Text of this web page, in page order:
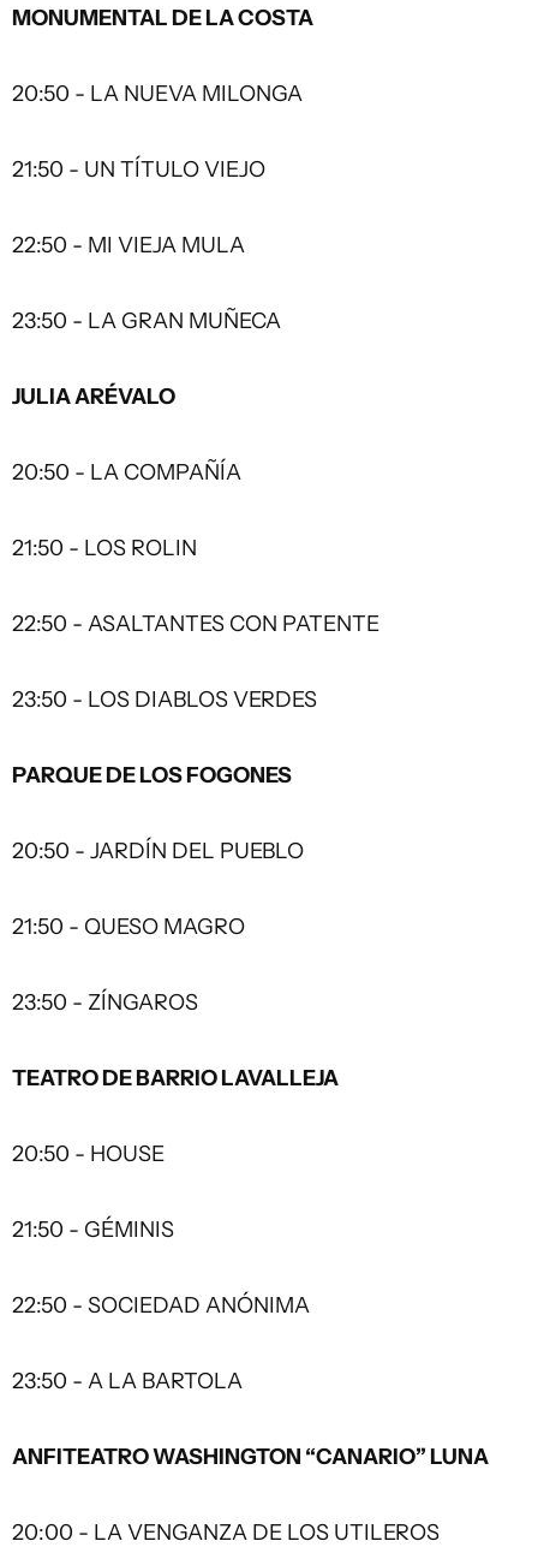
MONUMENTAL DE LA COSTA
20:50 - LA NUEVA MILONGA
21:50 - UN TÍTULO VIEJO
22:50 - MI VIEJA MULA
23:50 - LA GRAN MUÑECA
JULIA ARÉVALO
20:50 - LA COMPAÑÍA
21:50 - LOS ROLIN
22:50 - ASALTANTES CON PATENTE
23:50 - LOS DIABLOS VERDES
PARQUE DE LOS FOGONES
20:50 - JARDÍN DEL PUEBLO
21:50 - QUESO MAGRO
23:50 - ZÍNGAROS
TEATRO DE BARRIO LAVALLEJA
20:50 - HOUSE
21:50 - GÉMINIS
22:50 - SOCIEDAD ANÓNIMA
23:50 - A LA BARTOLA
ANFITEATRO WASHINGTON “CANARIO” LUNA
20:00 - LA VENGANZA DE LOS UTILEROS